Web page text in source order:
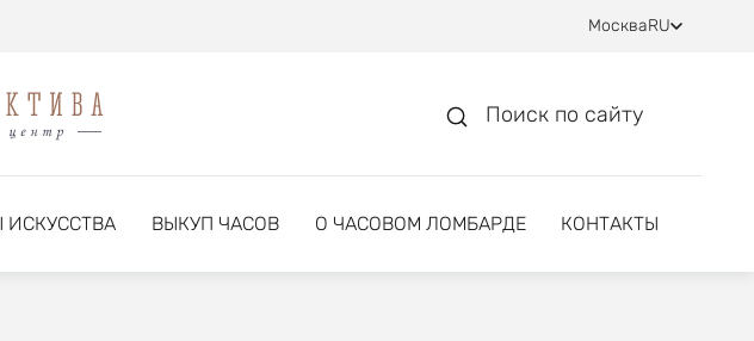
МоскваRU
Поиск по сайту
ИСКУССТВА ВЫКУП ЧАСОВ О ЧАСОВОМ ЛОМБАРДЕ КОНТАКТЫ